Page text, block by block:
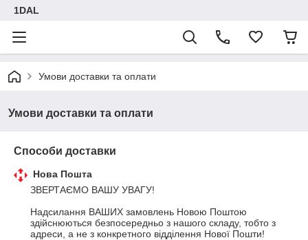
1DAL
Умови доставки та оплати
Умови доставки та оплати
Способи доставки
Нова Пошта
ЗВЕРТАЄМО ВАШУ УВАГУ!
Надсилання ВАШИХ замовлень Новою Поштою
здійснюються безпосередньо з нашого складу, тобто з
адреси, а не з конкретного відділення Нової Пошти!